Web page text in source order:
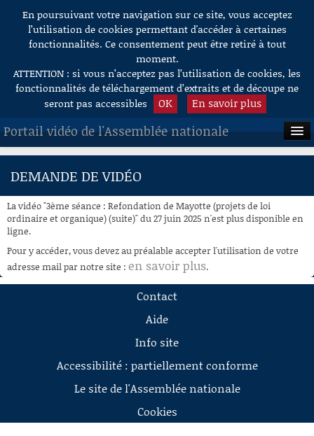
Aller au contenu
En poursuivant votre navigation sur ce site, vous acceptez
l’utilisation de cookies permettant d'accéder à certaines
fonctionnalités. Ce consentement peut être retiré à tout
moment.
ATTENTION : si vous n’acceptez pas l’utilisation de cookies, les
fonctionnalités de téléchargement d’extraits et de découpe ne
seront pas accessibles
OK En savoir plus
Portail vidéo de l'Assemblée nationale
ACCUEIL
À LA DEMANDE
RECHERCHE
AIDE À LA DÉCOUPE
DE VIDÉOS
DEMANDE DE VIDÉO
La vidéo "3ème séance : Refondation de Mayotte (projets de loi
ordinaire et organique) (suite)" du 27 juin 2025 n'est plus disponible en
ligne.
Pour y accéder, vous devez au préalable accepter l'utilisation de votre
adresse mail par notre site : en savoir plus.
Contact
Aide
Info site
Accessibilité : partiellement conforme
Le site de l'Assemblée nationale
Cookies